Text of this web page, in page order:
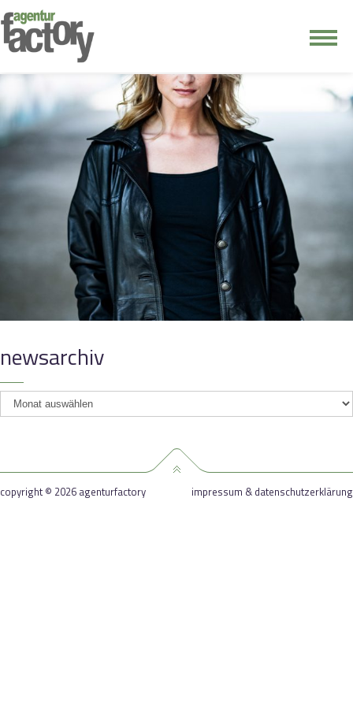
kontakt
newsarchiv
newsarchiv
copyright © 2026 agenturfactory impressum & datenschutzerklärung